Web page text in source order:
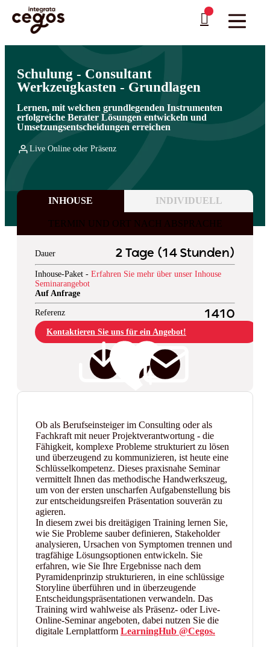
Skip to main content
Sie sind hier:Startseite
Professionelle Weiterbildung & Schulungen in Deutschland
>Fachkompetenzen
Schulung - Consultant
Werkzeugkasten - Grundlagen
Lernen, mit welchen grundlegenden Instrumenten
erfolgreiche Berater Lösungen entwickeln und
Umsetzungsentscheidungen erreichen
Live Online oder Präsenz
INHOUSE INDIVIDUELL
TERMIN UND ORT NACH ABSPRACHE
Dauer 2 Tage (14 Stunden)
Inhouse-Paket - Erfahren Sie mehr über unser Inhouse
Seminarangebot
Auf Anfrage
Referenz 1410
Kontaktieren Sie uns für ein Angebot!
Ob als Berufseinsteiger im Consulting oder als
Fachkraft mit neuer Projektverantwortung - die
Fähigkeit, komplexe Probleme strukturiert zu lösen
und überzeugend zu kommunizieren, ist heute eine
Schlüsselkompetenz. Dieses praxisnahe Seminar
vermittelt Ihnen das methodische Handwerkszeug,
um von der ersten unscharfen Aufgabenstellung bis
zur entscheidungsreifen Präsentation souverän zu
agieren.
In diesem zwei bis dreitägigen Training lernen Sie,
wie Sie Probleme sauber definieren, Stakeholder
analysieren, Ursachen von Symptomen trennen und
tragfähige Lösungsoptionen entwickeln. Sie
erfahren, wie Sie Ihre Ergebnisse nach dem
Pyramidenprinzip strukturieren, in eine schlüssige
Storyline überführen und in überzeugende
Entscheidungspräsentationen verwandeln. Das
Training wird wahlweise als Präsenz- oder Live-
Online-Seminar angeboten, dabei nutzen Sie die
digitale Lernplattform LearningHub @Cegos.